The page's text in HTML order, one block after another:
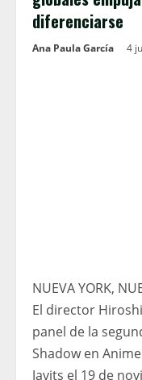
diferenciarse
Ana Paula García 4
NUEVA YORK,
El director
panel de la
Shadow en
Javits el 19 de